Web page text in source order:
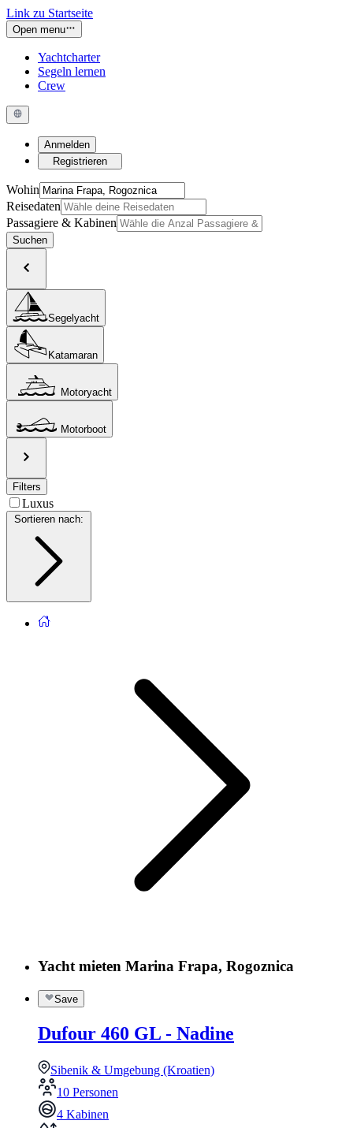
Link zu Startseite
Open menu
Yachtcharter
Segeln lernen
Crew
Anmelden
Registrieren
Wohin
Reisedaten
Passagiere & Kabinen
Suchen
Segelyacht
Katamaran
Motoryacht
Motorboot
Filters
Luxus
Sortieren nach
Yacht mieten Marina Frapa, Rogoznica
Save
Dufour 460 GL - Nadine
Sibenik & Umgebung (Kroatien)
10 Personen
4 Kabinen